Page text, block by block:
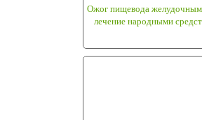
Ожог пищевода
лечение народными